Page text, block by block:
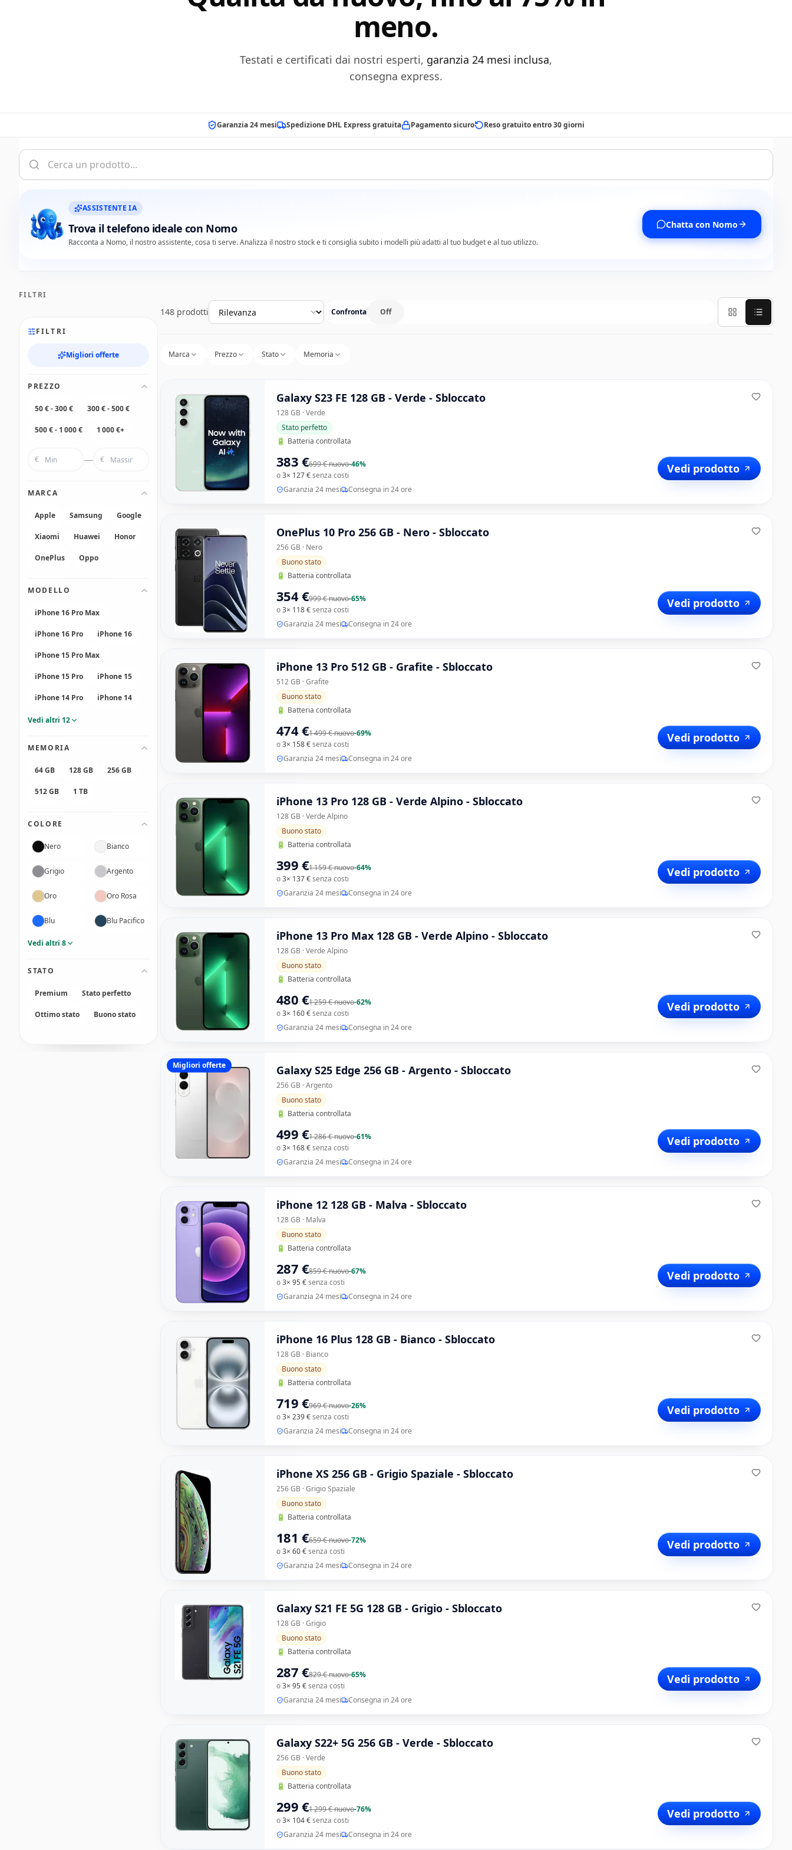
meno.
Testati e certificati dai nostri esperti, garanzia 24 mesi inclusa,
consegna express.
Garanzia 24 mesi Spedizione DHL Express gratuita Pagamento sicuro Reso gratuito entro 30 giorni
ASSISTENTE IA
Trova il telefono ideale con Nomo
Racconta a Nomo, il nostro assistente, cosa ti serve. Analizza il nostro stock e ti consiglia subito i modelli più adatti al tuo budget e al tuo utilizzo.
Chatta con Nomo
FILTRI
FILTRI
Migliori offerte
PREZZO
50 € - 300 € 300 € - 500 €
500 € - 1 000 € 1 000 €+
€ — €
MARCA
Apple Samsung Google
Xiaomi Huawei Honor
OnePlus Oppo
MODELLO
iPhone 16 Pro Max
iPhone 16 Pro iPhone 16
iPhone 15 Pro Max
iPhone 15 Pro iPhone 15
iPhone 14 Pro iPhone 14
Vedi altri 12
MEMORIA
64 GB 128 GB 256 GB
512 GB 1 TB
COLORE
Nero Bianco
Grigio Argento
Oro Oro Rosa
Blu Blu Pacifico
Vedi altri 8
STATO
Premium Stato perfetto
Ottimo stato Buono stato
148 prodottiOrdina Confronta Off
Marca Prezzo Stato Memoria
Galaxy S23 FE 128 GB - Verde - Sbloccato
128 GB · Verde
Stato perfetto
🔋 Batteria controllata
383 €699 €nuovo-46%
o3× 127 €senza costi Vedi prodotto
Garanzia 24 mesi Consegna in 24 ore
OnePlus 10 Pro 256 GB - Nero - Sbloccato
256 GB · Nero
Buono stato
🔋 Batteria controllata
354 €999 €nuovo-65%
o3× 118 €senza costi Vedi prodotto
Garanzia 24 mesi Consegna in 24 ore
iPhone 13 Pro 512 GB - Grafite - Sbloccato
512 GB · Grafite
Buono stato
🔋 Batteria controllata
474 €1 499 €nuovo-69%
o3× 158 €senza costi Vedi prodotto
Garanzia 24 mesi Consegna in 24 ore
iPhone 13 Pro 128 GB - Verde Alpino - Sbloccato
128 GB · Verde Alpino
Buono stato
🔋 Batteria controllata
399 €1 159 €nuovo-64%
o3× 137 €senza costi Vedi prodotto
Garanzia 24 mesi Consegna in 24 ore
iPhone 13 Pro Max 128 GB - Verde Alpino - Sbloccato
128 GB · Verde Alpino
Buono stato
🔋 Batteria controllata
480 €1 259 €nuovo-62%
o3× 160 €senza costi Vedi prodotto
Garanzia 24 mesi Consegna in 24 ore
Migliori offerte Galaxy S25 Edge 256 GB - Argento - Sbloccato
256 GB · Argento
Buono stato
🔋 Batteria controllata
499 €1 286 €nuovo-61%
o3× 168 €senza costi Vedi prodotto
Garanzia 24 mesi Consegna in 24 ore
iPhone 12 128 GB - Malva - Sbloccato
128 GB · Malva
Buono stato
🔋 Batteria controllata
287 €859 €nuovo-67%
o3× 95 €senza costi Vedi prodotto
Garanzia 24 mesi Consegna in 24 ore
iPhone 16 Plus 128 GB - Bianco - Sbloccato
128 GB · Bianco
Buono stato
🔋 Batteria controllata
719 €969 €nuovo-26%
o3× 239 €senza costi Vedi prodotto
Garanzia 24 mesi Consegna in 24 ore
iPhone XS 256 GB - Grigio Spaziale - Sbloccato
256 GB · Grigio Spaziale
Buono stato
🔋 Batteria controllata
181 €659 €nuovo-72%
o3× 60 €senza costi Vedi prodotto
Garanzia 24 mesi Consegna in 24 ore
Galaxy S21 FE 5G 128 GB - Grigio - Sbloccato
128 GB · Grigio
Buono stato
🔋 Batteria controllata
287 €829 €nuovo-65%
o3× 95 €senza costi Vedi prodotto
Garanzia 24 mesi Consegna in 24 ore
Galaxy S22+ 5G 256 GB - Verde - Sbloccato
256 GB · Verde
Buono stato
🔋 Batteria controllata
299 €1 299 €nuovo-76%
o3× 104 €senza costi Vedi prodotto
Garanzia 24 mesi Consegna in 24 ore